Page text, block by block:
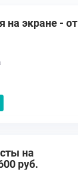
на экране - от
на
руб.